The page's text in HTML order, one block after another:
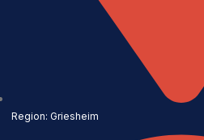
Region: Griesheim